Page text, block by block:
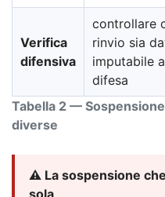
Tabella 2 —
diverse
Verifica
difensiva
controllare
rinvio sia
imputabile
difesa
⚠️ La sospensione
sola